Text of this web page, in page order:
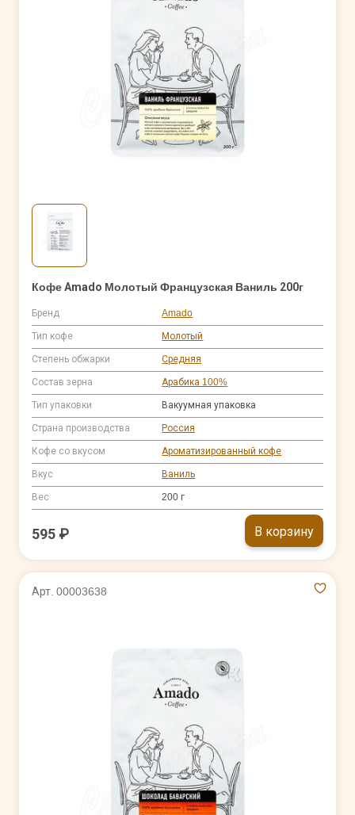
Кофе Amado Молотый Французская Ваниль 200г
Бренд Amado
Тип кофе Молотый
Степень обжарки Средняя
Состав зерна Арабика 100%
Тип упаковки Вакуумная упаковка
Страна производства Россия
Кофе со вкусом Ароматизированный кофе
Вкус Ваниль
Вес 200 г
595 ₽ В корзину
Арт. 00003638